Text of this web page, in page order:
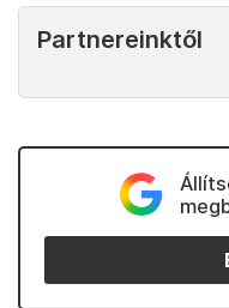
Partnereinktől